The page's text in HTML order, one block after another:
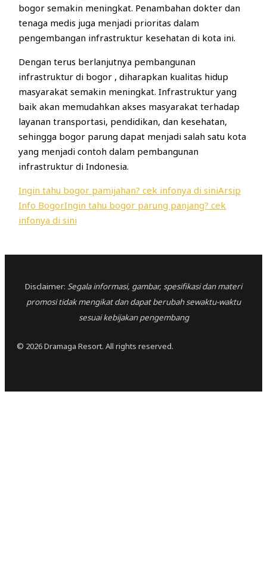
bogor semakin meningkat. Penambahan dokter dan
tenaga medis juga menjadi prioritas dalam
pengembangan infrastruktur kesehatan di kota ini.
Dengan terus berlanjutnya pembangunan
infrastruktur di bogor , diharapkan kualitas hidup
masyarakat semakin meningkat. Infrastruktur yang
baik akan memudahkan akses masyarakat terhadap
layanan transportasi, pendidikan, dan kesehatan,
sehingga bogor parung dapat menjadi salah satu kota
yang menjadi contoh dalam pembangunan
infrastruktur di Indonesia.
Ingin tahu bogor pamijahan? cek infonya di siniArsip
Info BogorIngin tahu bogor parung panjang? cek
infonya di sini
Disclaimer: Segala informasi, gambar, spesifikasi dan materi
promosi tidak mengikat dan dapat berubah sewaktu-waktu
sesuai kebijakan pengembang
© 2026 Dramaga Resort. All rights reserved.